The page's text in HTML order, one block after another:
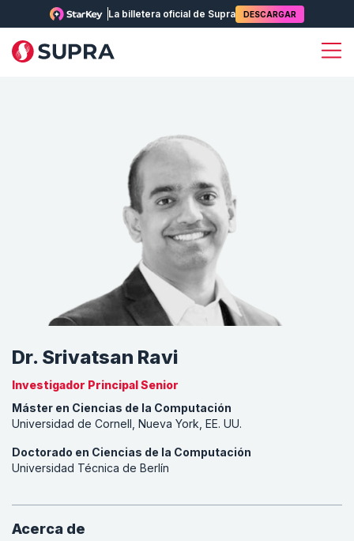
La billetera oficial de Supra DESCARGAR
Dr. Srivatsan Ravi
Investigador Principal Senior
Máster en Ciencias de la Computación
Universidad de Cornell, Nueva York, EE. UU.
Doctorado en Ciencias de la Computación
Universidad Técnica de Berlín
Acerca de